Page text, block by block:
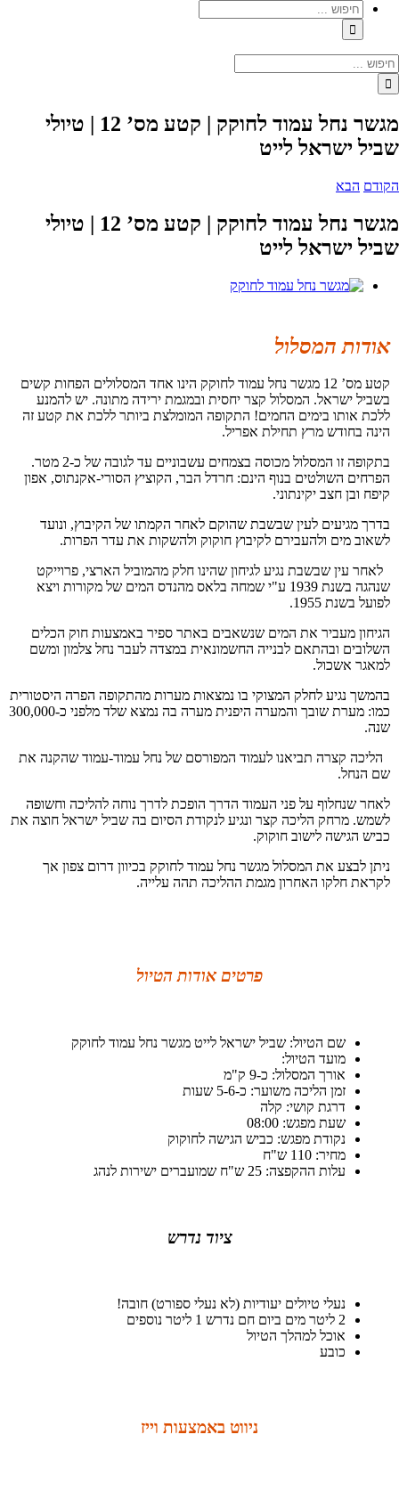
מגשר נחל עמוד לחוקק | קטע מס’ 12 | טיולי
שביל ישראל לייט
הקודם הבא
מגשר נחל עמוד לחוקק | קטע מס’ 12 | טיולי
שביל ישראל לייט
אודות המסלול
קטע מס’ 12 מגשר נחל עמוד לחוקק הינו אחד המסלולים הפחות קשים
בשביל ישראל. המסלול קצר יחסית ובמגמת ירידה מתונה. יש להמנע
ללכת אותו בימים החמים! התקופה המומלצת ביותר ללכת את קטע זה
הינה בחודש מרץ תחילת אפריל.
בתקופה זו המסלול מכוסה בצמחים עשבוניים עד לגובה של כ-2 מטר.
הפרחים השולטים בנוף הינם: חרדל הבר, הקוציץ הסורי-אקנתוס, אפון
קיפח ובן חצב יקינתוני.
בדרך מגיעים לעין שבשבת שהוקם לאחר הקמתו של הקיבוץ, ונועד
לשאוב מים ולהעבירם לקיבוץ חוקוק ולהשקות את עדר הפרות.
לאחר עין שבשבת נגיע לגיחון שהינו חלק מהמוביל הארצי, פרוייקט
שנהגה בשנת 1939 ע"י שמחה בלאס מהנדס המים של מקורות ויצא
לפועל בשנת 1955.
הגיחון מעביר את המים שנשאבים באתר ספיר באמצעות חוק הכלים
השלובים ובהתאם לבנייה החשמונאית במצדה לעבר נחל צלמון ומשם
למאגר אשכול.
בהמשך נגיע לחלק המצוקי בו נמצאות מערות מהתקופה הפרה היסטורית
כמו: מערת שובך והמערה היפנית מערה בה נמצא שלד מלפני כ-300,000
שנה.
הליכה קצרה תביאנו לעמוד המפורסם של נחל עמוד-עמוד שהקנה את
שם הנחל.
לאחר שנחלוף על פני העמוד הדרך הופכת לדרך נוחה להליכה וחשופה
לשמש. מרחק הליכה קצר ונגיע לנקודת הסיום בה שביל ישראל חוצה את
כביש הגישה לישוב חוקוק.
ניתן לבצע את המסלול מגשר נחל עמוד לחוקק בכיוון דרום צפון אך
לקראת חלקו האחרון מגמת ההליכה תהה עלייה.
פרטים אודות הטיול
שם הטיול: שביל ישראל לייט מגשר נחל עמוד לחוקק
מועד הטיול:
אורך המסלול: כ-9 ק"מ
זמן הליכה משוער: כ-5-6 שעות
דרגת קושי: קלה
שעת מפגש: 08:00
נקודת מפגש: כביש הגישה לחוקוק
מחיר: 110 ש"ח
עלות ההקפצה: 25 ש"ח שמועברים ישירות לנהג
ציוד נדרש
נעלי טיולים יעודיות (לא נעלי ספורט) חובה!
2 ליטר מים ביום חם נדרש 1 ליטר נוספים
אוכל למהלך הטיול
כובע
ניווט באמצעות וייז